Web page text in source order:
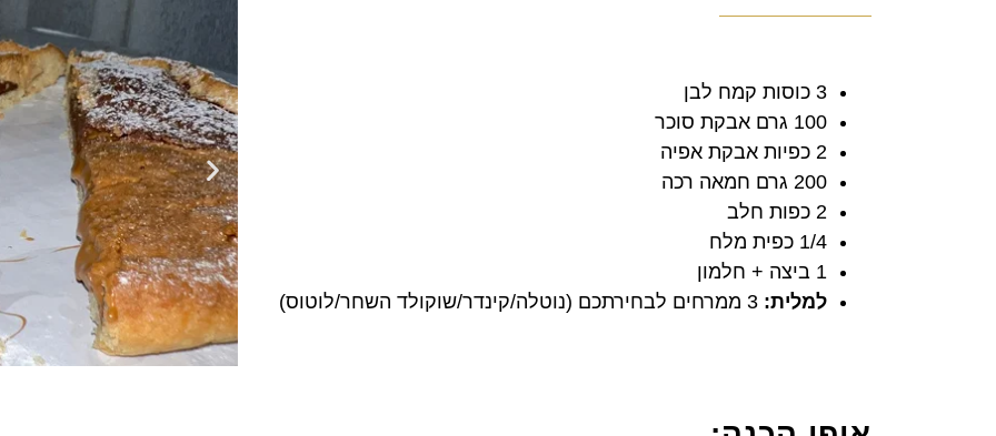
3 כוסות קמח לבן
100 גרם אבקת סוכר
2 כפיות אבקת אפיה
200 גרם חמאה רכה
2 כפות חלב
1/4 כפית מלח
1 ביצה + חלמון
למלית: 3 ממרחים לבחירתכם (נוטלה/קינדר/שוקולד השחר/לוטוס)